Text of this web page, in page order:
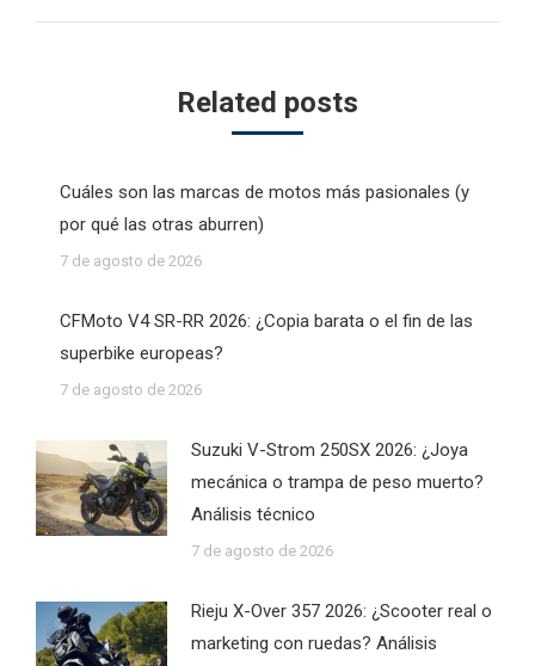
Related posts
Cuáles son las marcas de motos más pasionales (y
por qué las otras aburren)
7 de agosto de 2026
CFMoto V4 SR-RR 2026: ¿Copia barata o el fin de las
superbike europeas?
7 de agosto de 2026
Suzuki V-Strom 250SX 2026: ¿Joya
mecánica o trampa de peso muerto?
Análisis técnico
7 de agosto de 2026
Rieju X-Over 357 2026: ¿Scooter real o
marketing con ruedas? Análisis